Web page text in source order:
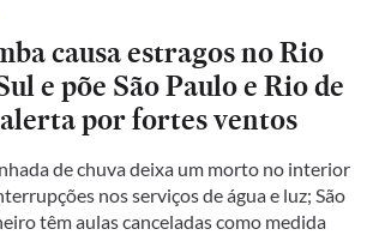
causa estragos no Rio
e põe São Paulo e Rio de
por fortes ventos
de chuva deixa um morto no interior
nos serviços de água e luz; São
têm aulas canceladas como medida